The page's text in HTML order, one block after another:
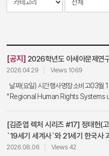
[공지] 2026학년도 아세아문제연
2026.04.29 Views 1069
날짜(요일) 시간행사명장소비고03
“Regional Human Rights
04월 03일(금)10:00~12:00한-필리핀
회의실 04월 03일(금)15:00~17:00[
은 어떤 영화를 만들고 보았나아연 대
[김준엽 렉처 시리즈 #17] 정태헌(
`19세기 세계사`와 21세기 한국사
2026.08.06 Views 42